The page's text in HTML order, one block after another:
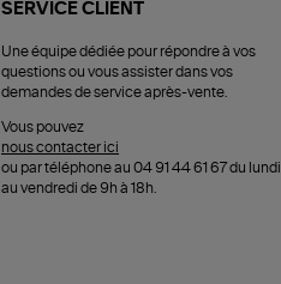
SERVICE CLIENT
Une équipe dédiée pour répondre à vos
questions ou vous assister dans vos
demandes de service après-vente.
Vous pouvez
nous contacter ici
ou par téléphone au 04 91 44 61 67 du lundi
au vendredi de 9h à 18h.